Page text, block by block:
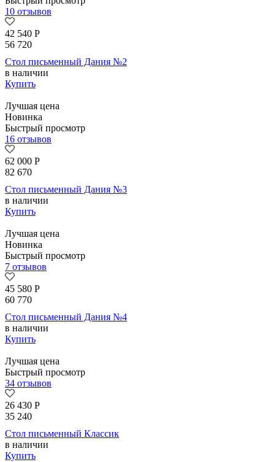
10 отзывов
42 540 Р
56 720
Стол письменный Дания №2
в наличии
Купить
Лучшая цена
Новинка
Быстрый просмотр
16 отзывов
62 000 Р
82 670
Стол письменный Дания №3
в наличии
Купить
Лучшая цена
Новинка
Быстрый просмотр
7 отзывов
45 580 Р
60 770
Стол письменный Дания №4
в наличии
Купить
Лучшая цена
Быстрый просмотр
34 отзывов
26 430 Р
35 240
Стол письменный Классик
в наличии
Купить